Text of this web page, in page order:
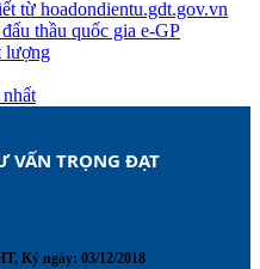
từ hoadondientu.gdt.gov.vn
thầu quốc gia e-GP
lượng
VẤN TRỌNG ĐẠT
Ký ngày: 03/12/2018